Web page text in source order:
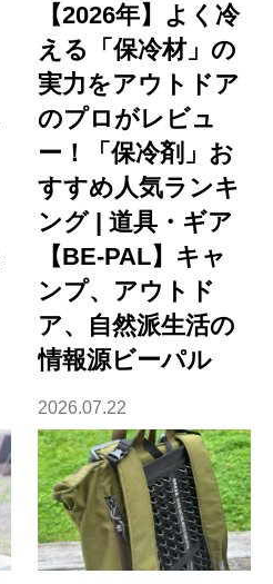
【2026年】よく冷
える「保冷材」の
実力をアウトドア
のプロがレビュ
ー！「保冷剤」お
すすめ人気ランキ
ング | 道具・ギア
【BE-PAL】キャ
ンプ、アウトド
ア、自然派生活の
情報源ビーパル
2026.07.22